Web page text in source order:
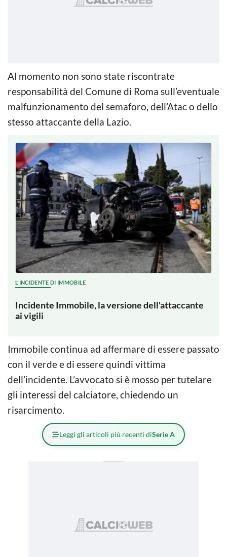
Al momento non sono state riscontrate
responsabilità del Comune di Roma sull’eventuale
malfunzionamento del semaforo, dell’Atac o dello
stesso attaccante della Lazio.
L'INCIDENTE DI IMMOBILE
Incidente Immobile, la versione dell'attaccante
ai vigili
Immobile continua ad affermare di essere passato
con il verde e di essere quindi vittima
dell’incidente. L’avvocato si è mosso per tutelare
gli interessi del calciatore, chiedendo un
risarcimento.
Leggi gli articoli più recenti diSerie A